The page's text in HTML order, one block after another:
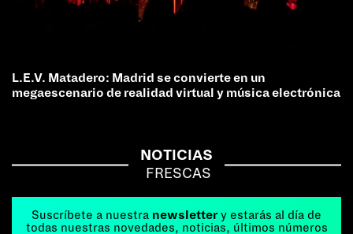
L.E.V. Matadero: Madrid se convierte en un
megaescenario de realidad virtual y música electrónica
NOTICIAS
FRESCAS
Suscríbete a nuestra newsletter y estarás al día de
todas nuestras novedades, noticias, últimos números